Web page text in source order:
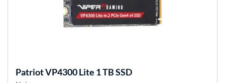
PatriotVP4300 Lite 1 TB SSD